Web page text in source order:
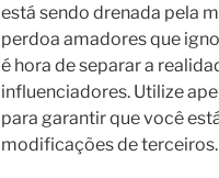
está sendo drenada pela
perdoa amadores que
é hora de separar a
influenciadores. Utilize
para garantir que você
modificações de terceiros.